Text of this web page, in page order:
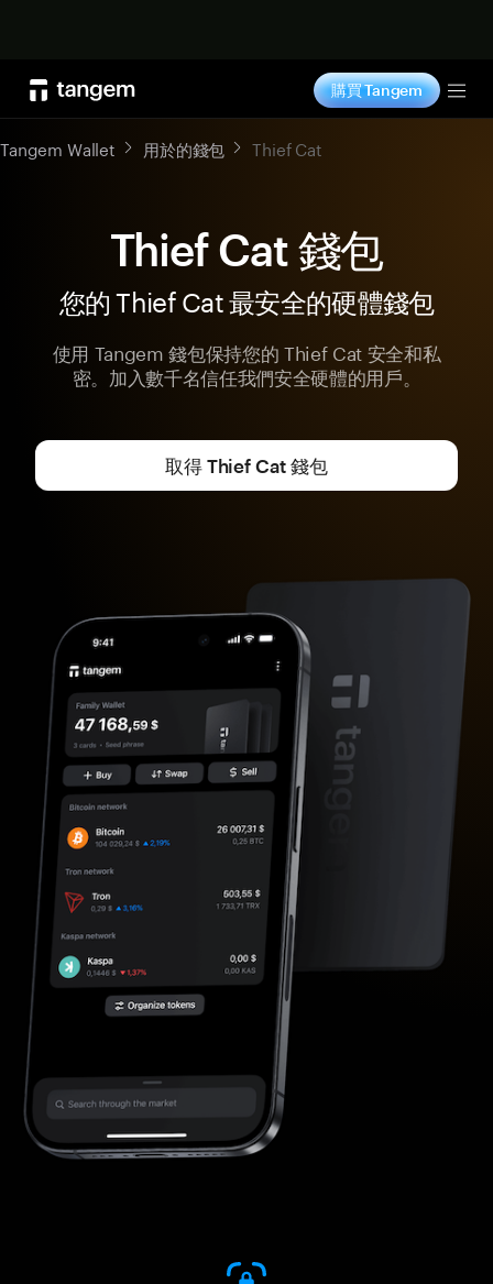
購買 Tangem
Tangem Wallet 用於的錢包 Thief Cat
Thief Cat 錢包
您的 Thief Cat 最安全的硬體錢包
使用 Tangem 錢包保持您的 Thief Cat 安全和私
密。加入數千名信任我們安全硬體的用戶。
取得 Thief Cat 錢包